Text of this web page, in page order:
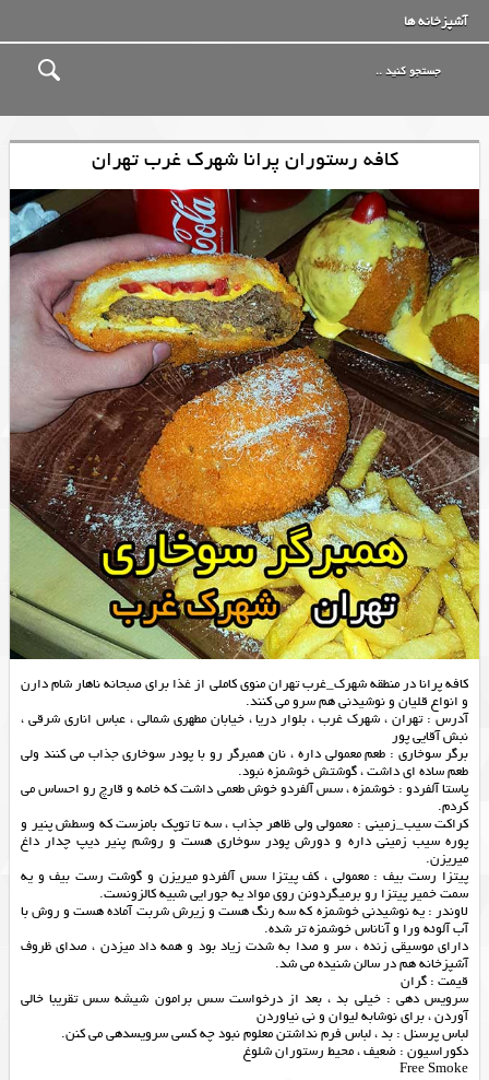
آشپزخانه ها
کافه رستوران پرانا شهرک غرب تهران
کافه پرانا در منطقه شهرک_غرب تهران منوی کاملی از غذا برای صبحانه ناهار شام دارن
و انواع قلیان و نوشیدنی هم سرو می کنند.
آدرس : تهران ، شهرک غرب ، بلوار دریا ، خیابان مطهری شمالی ، عباس اناری شرقی ،
نبش آقایی پور
برگر سوخاری : طعم معمولی داره ، نان همبرگر رو با پودر سوخاری جذاب می کنند ولی
طعم ساده ای داشت ، گوشتش خوشمزه نبود.
پاستا آلفردو : خوشمزه ، سس آلفردو خوش طعمی داشت که خامه و قارچ رو احساس می
کردم.
کراکت سیب_زمینی : معمولی ولی ظاهر جذاب ، سه تا توپک بامزست که وسطش پنیر و
پوره سیب زمینی داره و دورش پودر سوخاری هست و روشم پنیر دیپ چدار داغ
میریزن.
پیتزا رست بیف : معمولی ، کف پیتزا سس آلفردو میریزن و گوشت رست بیف و یه
سمت خمیر پیتزا رو برمیگردونن روی مواد یه جورایی شبیه کالزونست.
لاوندر : یه نوشیدنی خوشمزه که سه رنگ هست و زیرش شربت آماده هست و روش با
آب آلوئه ورا و آناناس خوشمزه تر شده.
دارای موسیقی زنده ، سر و صدا به شدت زیاد بود و همه داد میزدن ، صدای ظروف
آشپزخانه هم در سالن شنیده می شد.
قیمت : گران
سرویس دهی : خیلی بد ، بعد از درخواست سس برامون شیشه سس تقریبا خالی
آوردن ، برای نوشابه لیوان و نی نیاوردن
لباس پرسنل : بد ، لباس فرم نداشتن معلوم نبود چه کسی سرویسدهی می کنن.
دکوراسیون : ضعیف ، محیط رستوران شلوغ
Free Smoke